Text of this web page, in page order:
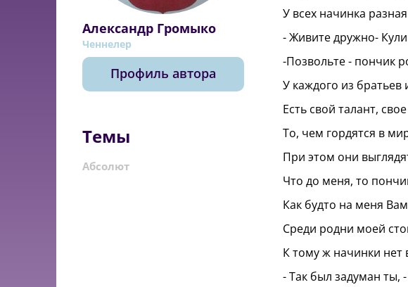
Александр Громыко
Ченнелер
Профиль автора
Темы
Абсолют
У всех начинка
- Живите дружно-
-Позвольте - пончик
У каждого из братьев
Есть свой талант,
То, чем гордятся в
При этом они
Что до меня, то
Как будто на меня
Среди родни моей
К тому ж начинки нет
- Так был задуман ты,